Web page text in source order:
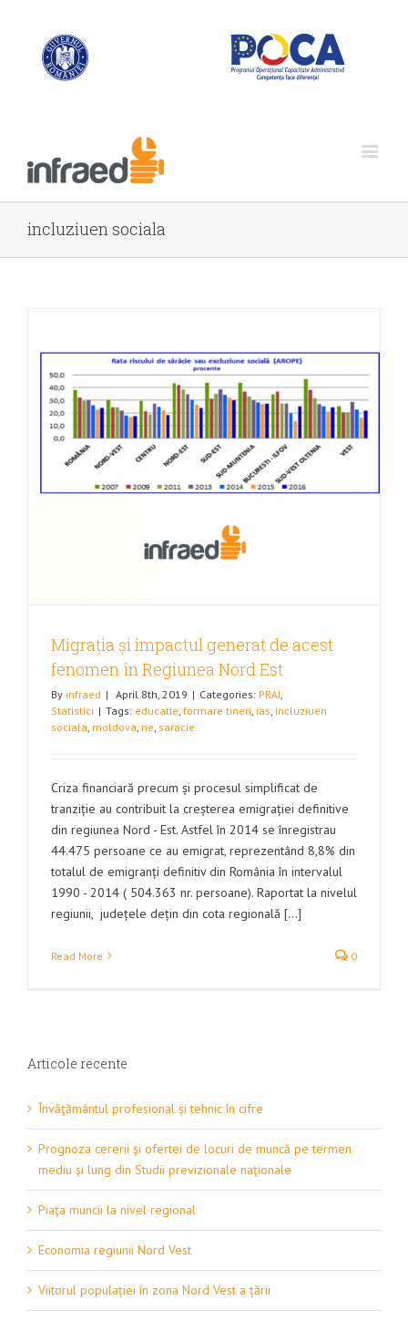
incluziuen sociala
Migrația și impactul generat de acest
fenomen în Regiunea Nord Est
By infraed | April 8th, 2019 | Categories: PRAI
Statistici | Tags: educatie formare tineri ias incluziuen
sociala moldova ne saracie
Criza financiară precum și procesul simplificat de
tranziție au contribuit la creșterea emigrației definitive
din regiunea Nord - Est. Astfel în 2014 se înregistrau
44.475 persoane ce au emigrat, reprezentând 8,8% din
totalul de emigranți definitiv din România în intervalul
1990 - 2014 ( 504.363 nr. persoane). Raportat la nivelul
regiunii, județele dețin din cota regională [...]
Read More 0
Articole recente
Învăţământul profesional și tehnic în cifre
Prognoza cererii şi ofertei de locuri de muncă pe termen
mediu şi lung din Studii previzionale naţionale
Piaţa muncii la nivel regional
Economia regiunii Nord Vest
Viitorul populației în zona Nord Vest a țării